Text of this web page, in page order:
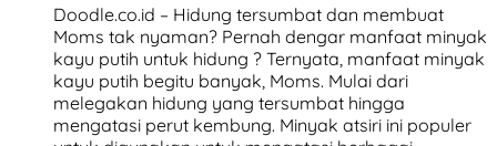
Doodle.co.id – Hidung tersumbat dan membuat
Moms tak nyaman? Pernah dengar manfaat minyak
kayu putih untuk hidung ? Ternyata, manfaat minyak
kayu putih begitu banyak, Moms. Mulai dari
melegakan hidung yang tersumbat hingga
mengatasi perut kembung. Minyak atsiri ini populer